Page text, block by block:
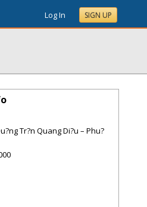
Log In SIGN UP
Tr?n Quang Di?u – Phu?